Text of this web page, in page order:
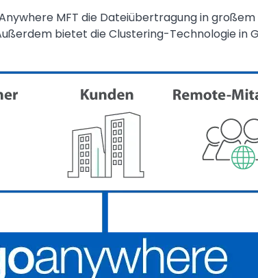
MFT die Dateiübertragung in
bietet die Clustering-Technologie in